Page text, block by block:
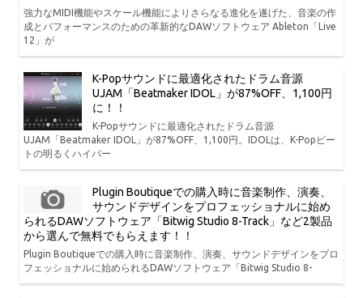
強力なMIDI機能やスケール機能によりさらなる進化を遂げた、音楽の作
成とパフォーマンスのための革新的なDAWソフトウェア Ableton「Live
12」が
K-Popサウンドに最適化されたドラム音源
UJAM「Beatmaker IDOL」が87%OFF、1,100円
に！！
K-Popサウンドに最適化されたドラム音源
UJAM「Beatmaker IDOL」が87%OFF、1,100円。IDOLは、K-Popビー
トの明るくハイパー
Plugin Boutiqueでの購入時に音楽制作、演奏、
サウンドデザインをプロフェッショナルに始め
られるDAWソフトウェア「Bitwig Studio 8-Track」など2製品
から選んで無料でもらえます！！
Plugin Boutiqueでの購入時に音楽制作、演奏、サウンドデザインをプロ
フェッショナルに始められるDAWソフトウェア「Bitwig Studio 8-